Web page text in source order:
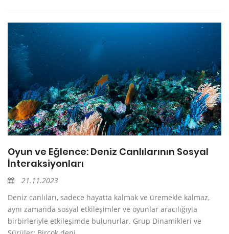
Oyun ve Eğlence: Deniz Canlılarının Sosyal
İnteraksiyonları
21.11.2023
Deniz canlıları, sadece hayatta kalmak ve üremekle kalmaz,
aynı zamanda sosyal etkileşimler ve oyunlar aracılığıyla
birbirleriyle etkileşimde bulunurlar. Grup Dinamikleri ve